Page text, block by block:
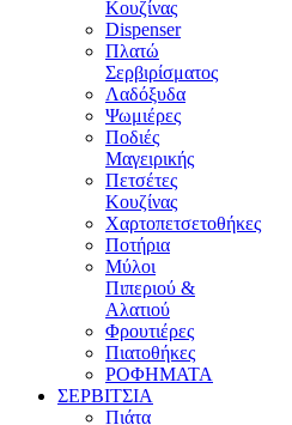
Κουζίνας
Dispenser
Πλατώ
Σερβιρίσματος
Λαδόξυδα
Ψωμιέρες
Ποδιές
Μαγειρικής
Πετσέτες
Κουζίνας
Χαρτοπετσετοθήκες
Ποτήρια
Μύλοι
Πιπεριού &
Αλατιού
Φρουτιέρες
Πιατοθήκες
ΡΟΦΗΜΑΤΑ
ΣΕΡΒΙΤΣΙΑ
Πιάτα